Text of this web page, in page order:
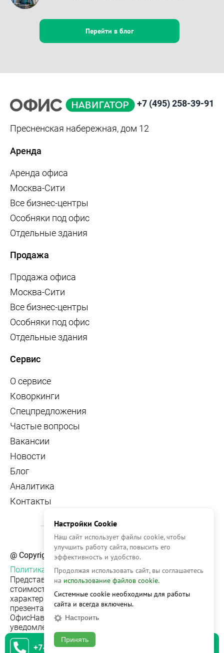
Перейти в блог
+7 (495) 258-39-91
Пресненская набережная, дом 12
Аренда
Аренда офиса
Москва-Сити
Все бизнес-центры
Особняки под офис
Отдельные здания
Продажа
Продажа офиса
Москва-Сити
Все бизнес-центры
Особняки под офис
Отдельные здания
Сервис
О сервисе
Коворкинги
Спецпредложения
Частые вопросы
Вакансии
Новости
Блог
Аналитика
Контакты
@ Copyright, 2026 OFFICE NAVIGATOR
Политика конфиденциальности
Представленная на сайте информация, в т.ч.
стоимости объектов, носит информационный
характер и не является публичной офертой. Условия
презентации объекта недвижимости на сервисе
ОфисНавигатор могут быть изменены без
уведомления.
+74951542930
Настройки Cookie
Наш сайт использует файлы cookie, чтобы
улучшить работу сайта, повысить его
эффективность и удобство.
Продолжая использовать сайт, вы соглашаетесь
на использование файлов cookie.
Системные cookie необходимы для работы
сайта и всегда включены.
Настроить
Принять